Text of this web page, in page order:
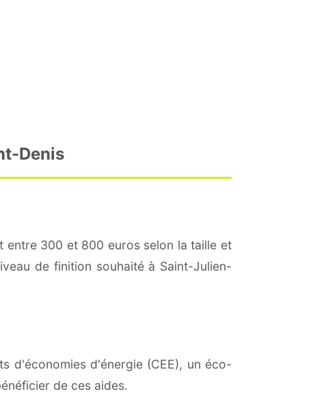
Denis
entre 300 et 800 euros selon la taille et
de finition souhaité à Saint-Julien-
d'économies d'énergie (CEE), un éco-
de ces aides.